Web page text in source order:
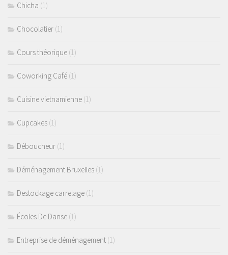
Chicha (1)
Chocolatier (1)
Cours théorique (1)
Coworking Café (1)
Cuisine vietnamienne (1)
Cupcakes (1)
Déboucheur (1)
Déménagement Bruxelles (1)
Destockage carrelage (1)
Écoles De Danse (1)
Entreprise de déménagement (1)